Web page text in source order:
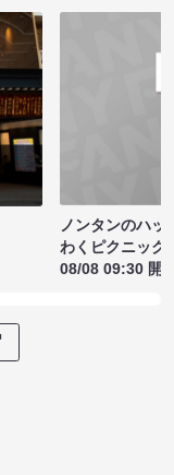
ノンタンのハッ
わくピクニック
08/08 09:30 開